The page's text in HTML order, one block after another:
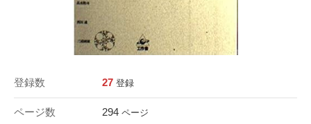
登録数 27 登録
ページ数 294 ページ